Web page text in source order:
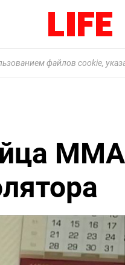
файлов cookie,
ММА